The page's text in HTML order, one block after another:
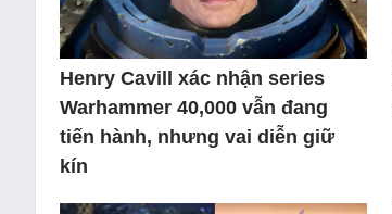
Henry Cavill xác nhận series
Warhammer 40,000 vẫn đang
tiến hành, nhưng vai diễn giữ
kín